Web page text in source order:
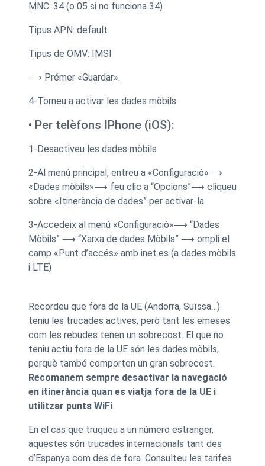
MNC: 34 (o 05 si no funciona 34)
Tipus APN: default
Tipus de OMV: IMSI
⟶ Prémer «Guardar».
4-Torneu a activar les dades mòbils
• Per telèfons IPhone (iOS):
1-Desactiveu les dades mòbils
2-Al menú principal, entreu a «Configuració»⟶
«Dades mòbils»⟶ feu clic a “Opcions”⟶ cliqueu
sobre «Itinerància de dades” per activar-la
3-Accedeix al menú «Configuració»⟶ “Dades
Mòbils” ⟶ “Xarxa de dades Mòbils” ⟶ ompli el
camp «Punt d’accés» amb inet.es (a dades mòbils
i LTE)
Recordeu que fora de la UE (Andorra, Suïssa…)
teniu les trucades actives, però tant les emeses
com les rebudes tenen un sobrecost. El que no
teniu actiu fora de la UE són les dades mòbils,
perquè també comporten un gran sobrecost.
Recomanem sempre desactivar la navegació
en itinerància quan es viatja fora de la UE i
utilitzar punts WiFi.
En el cas que truqueu a un número estranger,
aquestes són trucades internacionals tant des
d’Espanya com des de fora. Consulteu les tarifes